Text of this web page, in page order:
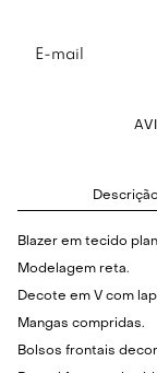
Descrição
Blazer em tecido
Modelagem reta.
Decote em V com
Mangas compridas.
Bolsos frontais